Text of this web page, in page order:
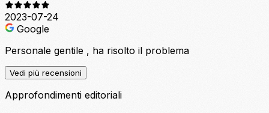
2023-07-24
Google
Personale gentile , ha risolto il problema
Vedi più recensioni
Approfondimenti editoriali